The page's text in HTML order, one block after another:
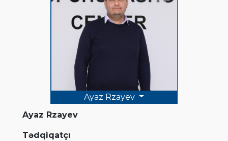
Ayaz Rzayev
Ayaz Rzayev
Tədqiqatçı